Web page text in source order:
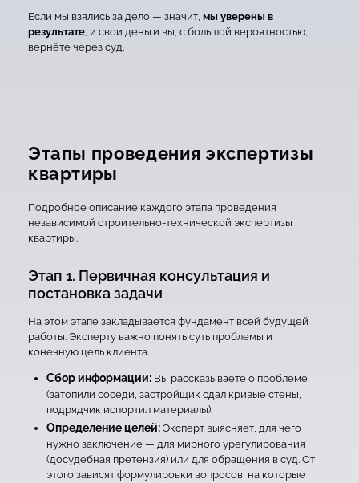
Если мы взялись за дело — значит, мы уверены в
результате, и свои деньги вы, с большой вероятностью,
вернёте через суд.
Этапы проведения экспертизы
квартиры
Подробное описание каждого этапа проведения
независимой строительно-технической экспертизы
квартиры.
Этап 1. Первичная консультация и
постановка задачи
На этом этапе закладывается фундамент всей будущей
работы. Эксперту важно понять суть проблемы и
конечную цель клиента.
Сбор информации:Вы рассказываете о проблеме
(затопили соседи, застройщик сдал кривые стены,
подрядчик испортил материалы).
Определение целей:Эксперт выясняет, для чего
нужно заключение — для мирного урегулирования
(досудебная претензия) или для обращения в суд. От
этого зависят формулировки вопросов, на которые